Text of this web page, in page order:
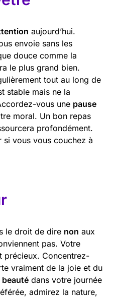
aujourd’hui.
envoie sans les
douce comme la
le plus grand bien.
tout au long de
stable mais ne la
vous une pause
moral. Un bon repas
profondément.
si vous vous couchez à
le droit de dire non aux
pas. Votre
précieux. Concentrez-
vraiment de la joie et du
beauté dans votre journée
admirez la nature,